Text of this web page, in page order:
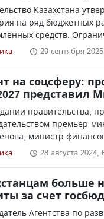
Казахстана
на ряд бюджетных
средств.
29 сентября
на соцсферу:
представил
правительства,
премьер-
министр
28 августа 2024,
больше
за счет
Агентства по